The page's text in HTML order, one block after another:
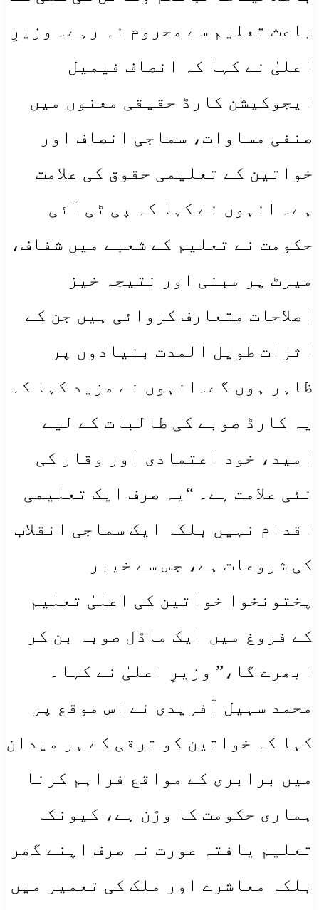
باعث تعلیم سے محروم نہ رہے۔ وزیرِ
اعلیٰ نے کہا کہ انصاف فیمیل
ایجوکیشن کارڈ حقیقی معنوں میں
صنفی مساوات، سماجی انصاف اور
خواتین کے تعلیمی حقوق کی علامت
ہے۔ انہوں نے کہا کہ پی ٹی آئی
حکومت نے تعلیم کے شعبے میں شفاف،
میرٹ پر مبنی اور نتیجہ خیز
اصلاحات متعارف کروائی ہیں جن کے
اثرات طویل المدت بنیادوں پر
ظاہر ہوں گے۔انہوں نے مزید کہا کہ
یہ کارڈ صوبے کی طالبات کے لیے
امید، خود اعتمادی اور وقار کی
نئی علامت ہے۔ “یہ صرف ایک تعلیمی
اقدام نہیں بلکہ ایک سماجی انقلاب
کی شروعات ہے، جس سے خیبر
پختونخوا خواتین کی اعلیٰ تعلیم
کے فروغ میں ایک ماڈل صوبہ بن کر
ابھرے گا،” وزیرِ اعلیٰ نے کہا۔
محمد سہیل آفریدی نے اس موقع پر
کہا کہ خواتین کو ترقی کے ہر میدان
میں برابری کے مواقع فراہم کرنا
ہماری حکومت کا وڑن ہے، کیونکہ
تعلیم یافتہ عورت نہ صرف اپنے گھر
بلکہ معاشرے اور ملک کی تعمیر میں